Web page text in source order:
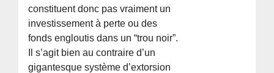
constituent donc pas vraiment un
investissement à perte ou des
fonds engloutis dans un “trou noir”.
Il s’agit bien au contraire d’un
gigantesque système d’extorsion